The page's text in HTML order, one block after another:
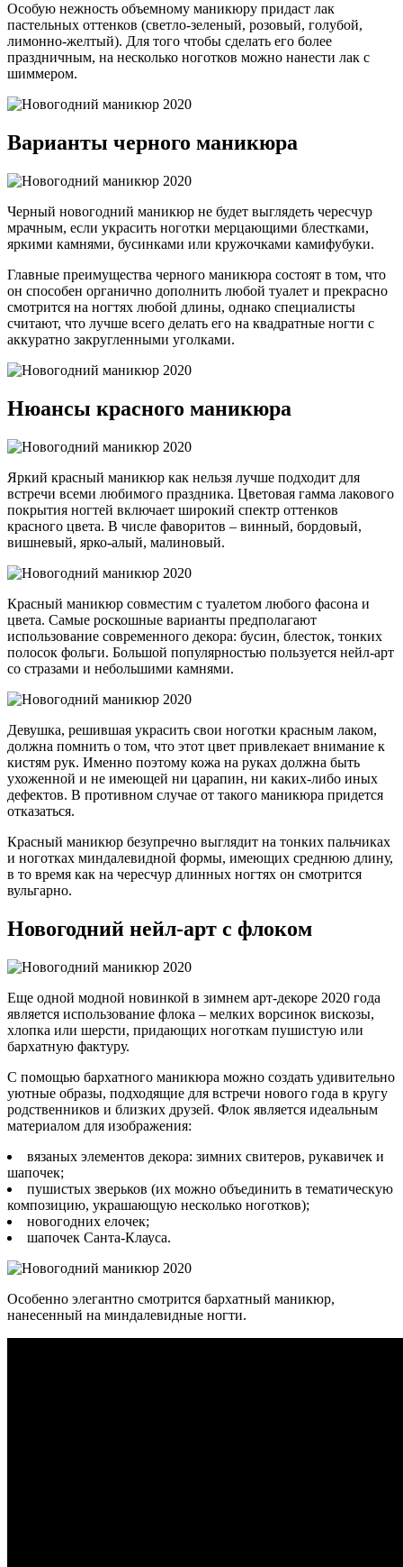
Особую нежность объемному маникюру придаст лак
пастельных оттенков (светло-зеленый, розовый, голубой,
лимонно-желтый). Для того чтобы сделать его более
праздничным, на несколько ноготков можно нанести лак с
шиммером.
Варианты черного маникюра
Черный новогодний маникюр не будет выглядеть чересчур
мрачным, если украсить ноготки мерцающими блестками,
яркими камнями, бусинками или кружочками камифубуки.
Главные преимущества черного маникюра состоят в том, что
он способен органично дополнить любой туалет и прекрасно
смотрится на ногтях любой длины, однако специалисты
считают, что лучше всего делать его на квадратные ногти с
аккуратно закругленными уголками.
Нюансы красного маникюра
Яркий красный маникюр как нельзя лучше подходит для
встречи всеми любимого праздника. Цветовая гамма лакового
покрытия ногтей включает широкий спектр оттенков
красного цвета. В числе фаворитов – винный, бордовый,
вишневый, ярко-алый, малиновый.
Красный маникюр совместим с туалетом любого фасона и
цвета. Самые роскошные варианты предполагают
использование современного декора: бусин, блесток, тонких
полосок фольги. Большой популярностью пользуется нейл-арт
со стразами и небольшими камнями.
Девушка, решившая украсить свои ноготки красным лаком,
должна помнить о том, что этот цвет привлекает внимание к
кистям рук. Именно поэтому кожа на руках должна быть
ухоженной и не имеющей ни царапин, ни каких-либо иных
дефектов. В противном случае от такого маникюра придется
отказаться.
Красный маникюр безупречно выглядит на тонких пальчиках
и ноготках миндалевидной формы, имеющих среднюю длину,
в то время как на чересчур длинных ногтях он смотрится
вульгарно.
Новогодний нейл-арт с флоком
Еще одной модной новинкой в зимнем арт-декоре 2020 года
является использование флока – мелких ворсинок вискозы,
хлопка или шерсти, придающих ноготкам пушистую или
бархатную фактуру.
С помощью бархатного маникюра можно создать удивительно
уютные образы, подходящие для встречи нового года в кругу
родственников и близких друзей. Флок является идеальным
материалом для изображения:
вязаных элементов декора: зимних свитеров, рукавичек и
шапочек;
пушистых зверьков (их можно объединить в тематическую
композицию, украшающую несколько ноготков);
новогодних елочек;
шапочек Санта-Клауса.
Особенно элегантно смотрится бархатный маникюр,
нанесенный на миндалевидные ногти.